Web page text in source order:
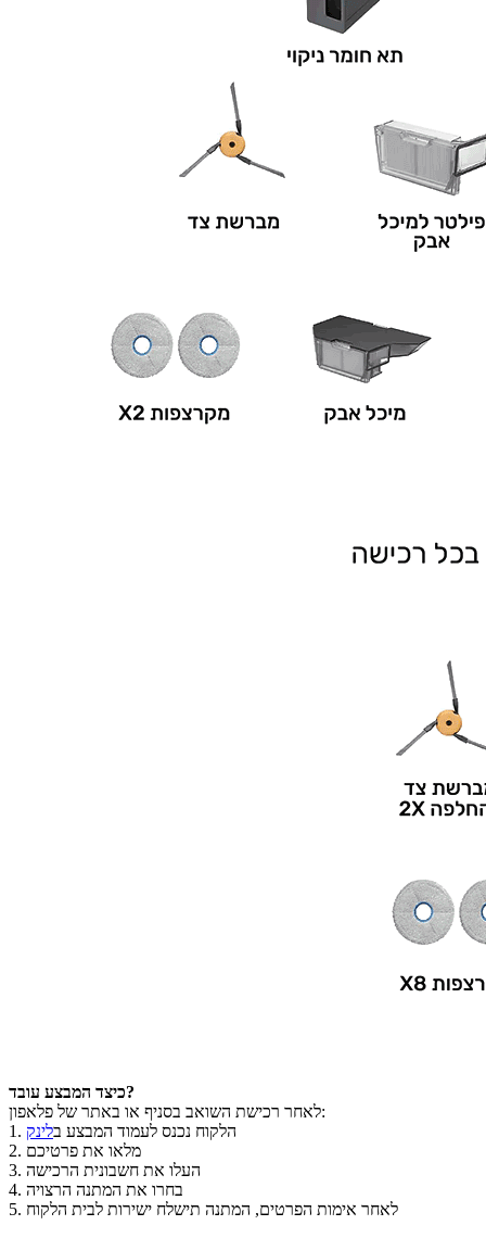
כיצד המבצע עובד?
לאחר רכישת השואב בסניף או באתר של פלאפון:
1.
הלקוח נכנס לעמוד המבצע בלינק
2. מלאו את פרטיכם
3. העלו את חשבונית הרכישה
4. בחרו את המתנה הרצויה
5. לאחר אימות הפרטים, המתנה תישלח ישירות לבית הלקוח